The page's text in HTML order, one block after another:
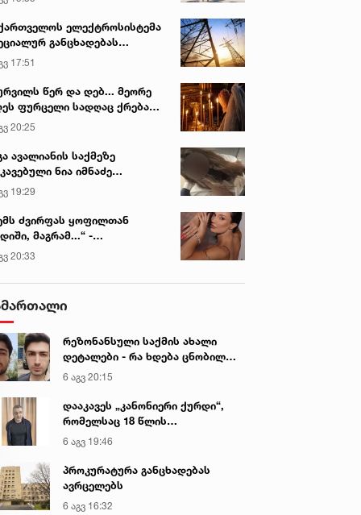
ელექტროსისტემა
განცხადებას
17:51
წერ და დებ... მეორე
ფურცელი სადღაც ქრება
სრულდება...“ -
ტაძარი შიდა
20:25
ავალიანის საქმეზე
ნია იმნაძე
გადაჰყავთ
19:29
ძვირფას ყოფილთან
მაგრამ...“ -
პაიჭაძის
აღიარება
20:33
რეზონანსული საქმის ახალი
დეტალები - რა ხდება ცნობილი
გიგა ავალიანის მკვლელობაზე
6 აგვ 20:15
დააკავეს „კანონიერი ქურდი“,
რომელსაც 18 წლის
განმავლობაში ეძებდნენ
6 აგვ 19:46
პროკურატურა განცხადებას
ავრცელებს
6 აგვ 16:32